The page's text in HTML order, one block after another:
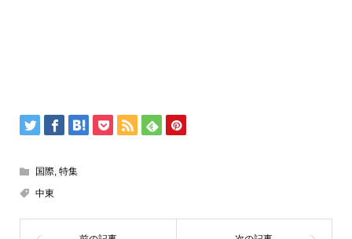
国際, 特集
中東